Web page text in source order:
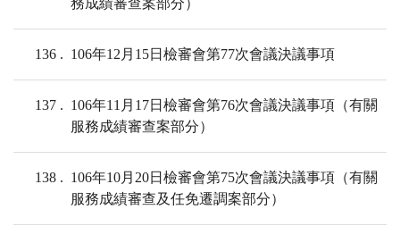
136 106年12月15日檢審會第77次會議決議事項
137
106年11月17日檢審會第76次會議決議事項（有關
服務成績審查案部分）
138
106年10月20日檢審會第75次會議決議事項（有關
服務成績審查及任免遷調案部分）